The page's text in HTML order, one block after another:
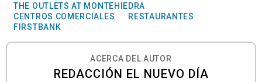
THE OUTLETS AT MONTEHIEDRA
CENTROS COMERCIALES
RESTAURANTES
FIRSTBANK
ACERCA DEL AUTOR
REDACCIÓN EL NUEVO DÍA